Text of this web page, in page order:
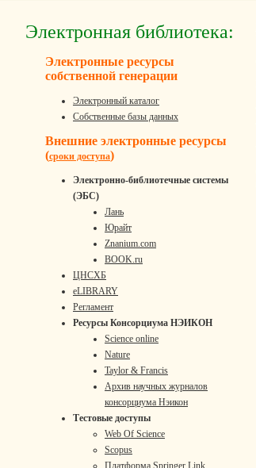
Электронная библиотека:
Электронные ресурсы
собственной генерации
Электронный каталог
Собственные базы данных
Внешние электронные ресурсы
(сроки доступа)
Электронно-библиотечные системы
(ЭБС)
Лань
Юрайт
Znanium.com
BOOK.ru
ЦНСХБ
eLIBRARY
Регламент
Ресурсы Консорциума НЭИКОН
Science online
Nature
Taylor & Francis
Архив научных журналов
консорциума Нэикон
Тестовые доступы
Web Of Science
Scopus
Платформа Springer Link